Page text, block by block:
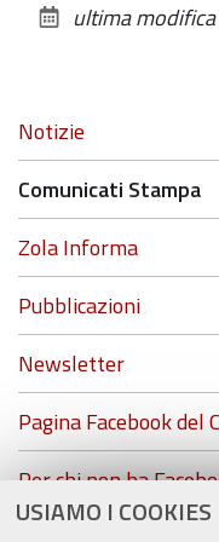
USIAMO I COOKIES
alle
documento
ultima modifica
Navigazione
Notizie
Comunicati Stampa
Zola Informa
Pubblicazioni
Newsletter
Pagina Facebook del
Per chi non ha